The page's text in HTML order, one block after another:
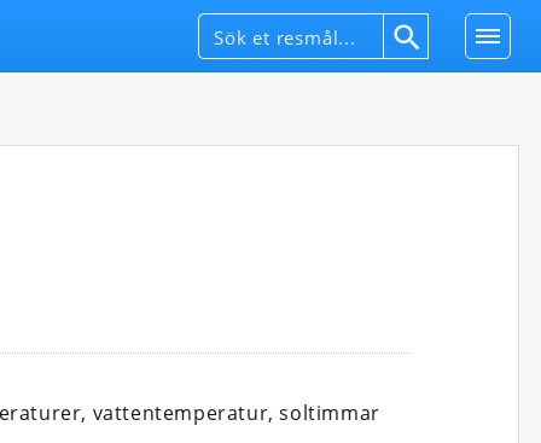
vattentemperatur, soltimmar